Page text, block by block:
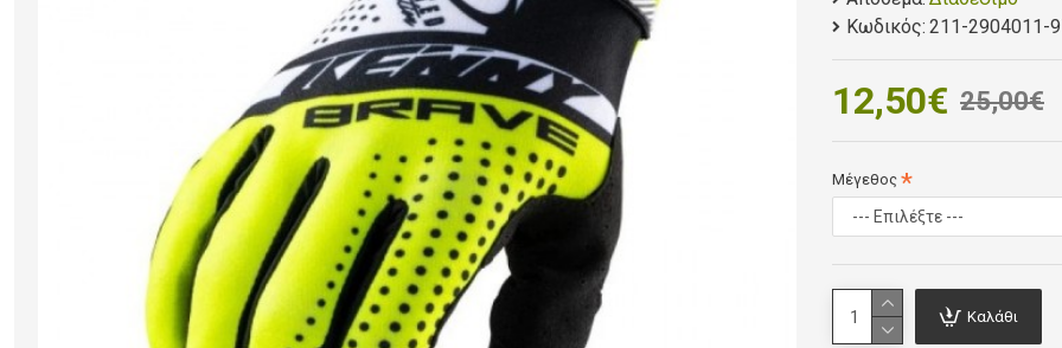
Αεριζόμενη παλάμη από
Κωδικός: 211-2904011-
12,50€ 25,00€
Μέγεθος
Καλάθι